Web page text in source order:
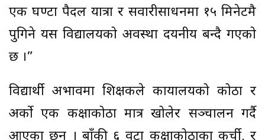
एक घण्टा पैदल यात्रा र सवारीसाधनमा १५ मिनेटमै
पुगिने यस विद्यालयको अवस्था दयनीय बन्दै गएको
छ ।”
विद्यार्थी अभावमा शिक्षकले कार्यालयको कोठा र
अर्को एक कक्षाकोठा मात्र खोलेर सञ्चालन गर्दै